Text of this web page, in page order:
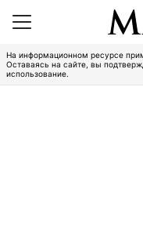
На информационном ресурсе
Оставаясь на сайте, вы
использование.